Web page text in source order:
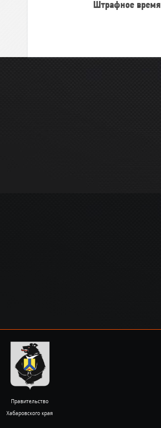
Штрафное время
Правительство
Хабаровского края